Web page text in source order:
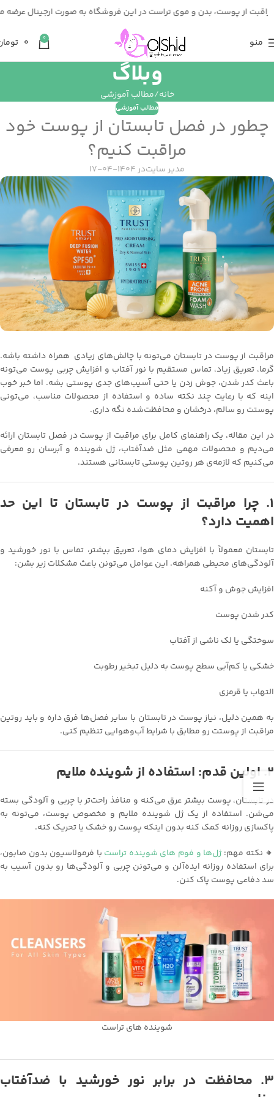
از پوست، بدن و موی تراست در این فروشگاه به صورت ارجینال عرضه می
منو 0
0
وبلاگ
خانه مطالب آموزشی
مطالب آموزشی
چطور در فصل تابستان از پوست خود
مراقبت کنیم؟
مدیر سایتدر ۱۴۰۴-۰۴-۱۷
مراقبت از پوست در تابستان می‌تونه با چالش‌های زیادی همراه داشته باشه.
گرما، تعریق زیاد، تماس مستقیم با نور آفتاب و افزایش چربی پوست می‌تونه
باعث کدر شدن، جوش زدن یا حتی آسیب‌های جدی پوستی بشه. اما خبر خوب
اینه که با رعایت چند نکته ساده و استفاده از محصولات مناسب، می‌تونی
پوستت رو سالم، درخشان و محافظت‌شده نگه داری.
در این مقاله، یک راهنمای کامل برای مراقبت از پوست در فصل تابستان ارائه
می‌دیم و محصولات مهمی مثل ضدآفتاب، ژل شوینده و آبرسان رو معرفی
می‌کنیم که لازمه‌ی هر روتین پوستی تابستانی هستند.
۱. چرا مراقبت از پوست در تابستان تا این حد
اهمیت دارد؟
تابستان معمولاً با افزایش دمای هوا، تعریق بیشتر، تماس با نور خورشید و
آلودگی‌های محیطی همراهه. این عوامل می‌تونن باعث مشکلات زیر بشن:
افزایش جوش و آکنه
کدر شدن پوست
سوختگی یا لک ناشی از آفتاب
خشکی یا کم‌آبی سطح پوست به دلیل تبخیر رطوبت
التهاب یا قرمزی
به همین دلیل، نیاز پوست در تابستان با سایر فصل‌ها فرق داره و باید روتین
مراقبت از پوستت رو مطابق با شرایط آب‌و‌هوایی تنظیم کنی.
۲. اولین قدم: استفاده از شوینده ملایم
در تابستان، پوست بیشتر عرق می‌کنه و منافذ راحت‌تر با چربی و آلودگی بسته
می‌شن. استفاده از یک ژل شوینده ملایم و مخصوص پوست، می‌تونه به
پاکسازی روزانه کمک کنه بدون اینکه پوست رو خشک یا تحریک کنه.
🔸 نکته مهم:ژل‌ها و فوم های شوینده تراست با فرمولاسیون بدون صابون،
برای استفاده روزانه ایده‌آلن و می‌تونن چربی و آلودگی‌ها رو بدون آسیب به
سد دفاعی پوست پاک کنن.
شوینده های تراست
۳. محافظت در برابر نور خورشید با ضدآفتاب